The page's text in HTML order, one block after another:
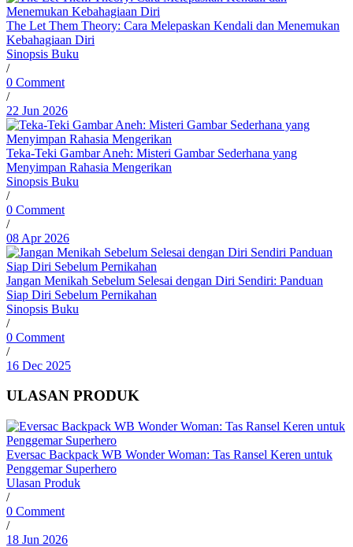
The Let Them Theory: Cara Melepaskan Kendali dan Menemukan
Kebahagiaan Diri
Sinopsis Buku
/
0 Comment
/
22 Jun 2026
Teka-Teki Gambar Aneh: Misteri Gambar Sederhana yang
Menyimpan Rahasia Mengerikan
Sinopsis Buku
/
0 Comment
/
08 Apr 2026
Jangan Menikah Sebelum Selesai dengan Diri Sendiri: Panduan
Siap Diri Sebelum Pernikahan
Sinopsis Buku
/
0 Comment
/
16 Dec 2025
ULASAN PRODUK
Eversac Backpack WB Wonder Woman: Tas Ransel Keren untuk
Penggemar Superhero
Ulasan Produk
/
0 Comment
/
18 Jun 2026